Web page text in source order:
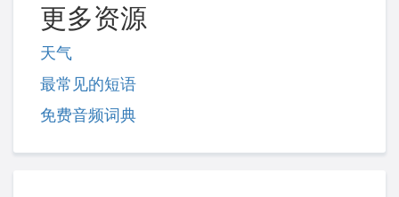
更多资源
天气
最常见的短语
免费音频词典